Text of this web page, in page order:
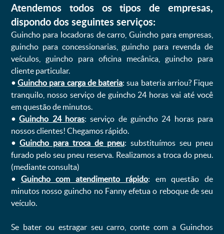
Atendemos todos os tipos de empresas,
dispondo dos seguintes serviços:
Guincho para locadoras de carro, Guincho para empresas,
guincho para concessionarias, guincho para revenda de
veículos, guincho para oficina mecânica, guincho para
cliente particular.
•Guincho para carga de bateria: sua bateria arriou? Fique
tranquilo, nosso serviço de guincho 24 horas vai até você
em questão de minutos.
•Guincho 24 horas: serviço de guincho 24 horas para
nossos clientes! Chegamos rápido.
• Guincho para troca de pneu: substituímos seu pneu
furado pelo seu pneu reserva. Realizamos a troca do pneu.
(mediante consulta)
• Guincho com atendimento rápido: em questão de
minutos nosso guincho no Fanny efetua o reboque de seu
veículo.
Se bater ou estragar seu carro, conte com a Guinchos